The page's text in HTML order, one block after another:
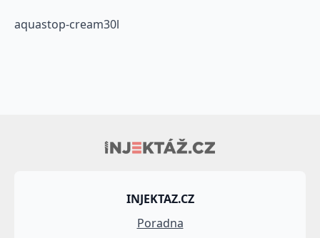
aquastop-cream30l
INJEKTAZ.CZ
Poradna